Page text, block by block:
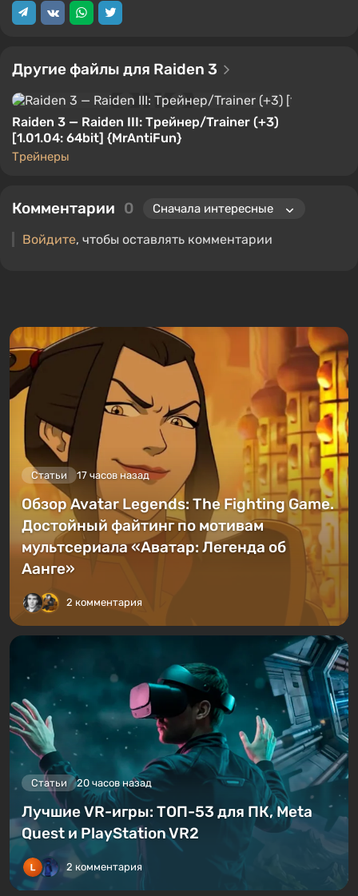
Другие файлы для Raiden 3
Raiden 3 — Raiden III: Трейнер/Trainer (+3)
[1.01.04: 64bit] {MrAntiFun}
Трейнеры
Комментарии 0
Войдите, чтобы оставлять комментарии
Статьи 17 часов назад
Обзор Avatar Legends: The Fighting Game.
Достойный файтинг по мотивам
мультсериала «Аватар: Легенда об
Аанге»
2 комментария
Статьи 20 часов назад
Лучшие VR-игры: ТОП-53 для ПК, Meta
Quest и PlayStation VR2
2 комментария